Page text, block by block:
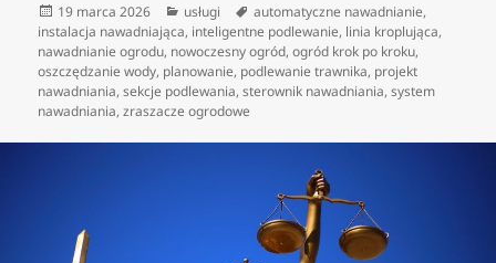
Data
publikacji
19 marca 2026 Kategorie
usługi Tagi
automatyczne nawadnianie,
instalacja nawadniająca, inteligentne podlewanie, linia kroplująca,
nawadnianie ogrodu, nowoczesny ogród,ogród krok po kroku,
oszczędzanie wody, planowanie, podlewanie trawnika, projekt
nawadniania,sekcje podlewania,sterownik nawadniania,system
nawadniania,zraszacze ogrodowe